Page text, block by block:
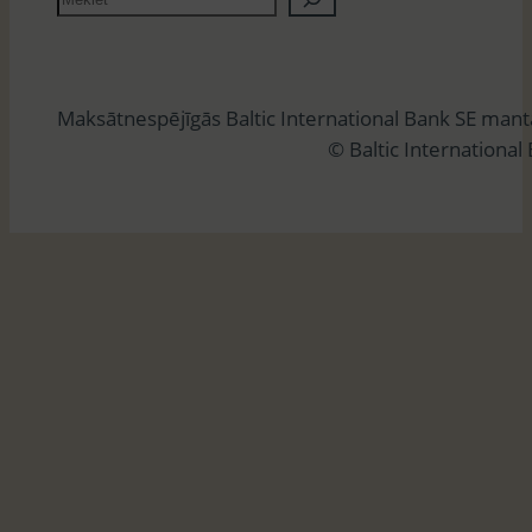
e
ē
Maksātnespējīgās Baltic International Bank SE
© Baltic International